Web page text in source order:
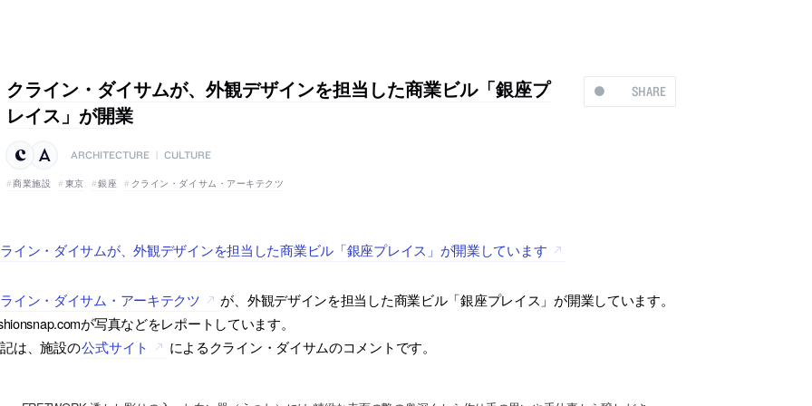
SHARE
クライン・ダイサムが、外観デザインを担当した商業ビル「銀座プ
レイス」が開業
ARCHITECTURE CULTURE
商業施設 東京 銀座 クライン・ダイサム・アーキテクツ
イン・ダイサムが、外観デザインを担当した商業ビル「銀座プレイス」が開業しています
イン・ダイサム・アーキテクツ
が、外観デザインを担当した商業ビル「銀座プレイス」が開業しています。
が写真などをレポートしています。
は、施設の公式サイト によるクライン・ダイサムのコメントです。